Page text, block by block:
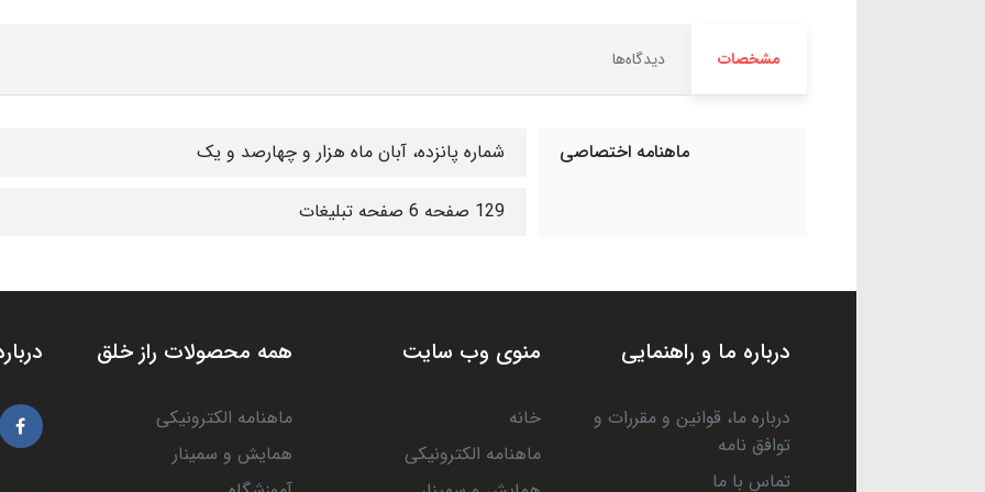
مشخصات دیدگاه‌ها
ماهنامه اختصاصی شماره پانزده، آبان ماه هزار و چهارصد و یک
129 صفحه 6 صفحه تبلیغات
درباره ما و راهنمایی
درباره ما، قوانین و مقررات و
توافق نامه
تماس با ما
منوی وب سایت
خانه
ماهنامه الکترونیکی
همه محصولات راز خلق
ماهنامه الکترونیکی
همایش و سمینار